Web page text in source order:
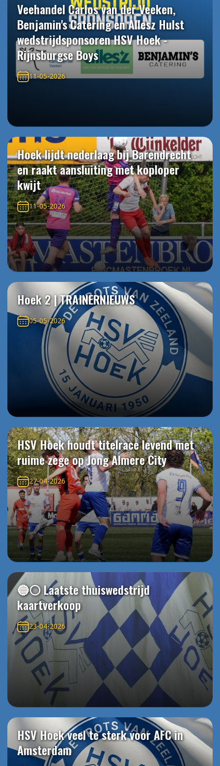
Veehandel Carlos van der Veeken,
Benjamin's Catering en Allesz Hulst
wedstrijdsponsoren HSV Hoek -
Rijnsburgse Boys
11-05-2026
Hoek lijdt nederlaag bij Barendrecht
en raakt aansluiting met koploper
kwijt
11-05-2026
Hoek 2 | TRAINERNIEUWS
05-05-2026
HSV Hoek houdt titelrace levend met
ruime zege op Jong Almere City
27-04-2026
🔵⚪️ Laatste thuiswedstrijd
kaartverkoop
23-04-2026
HSV Hoek veel te sterk voor AFC in
Amsterdam